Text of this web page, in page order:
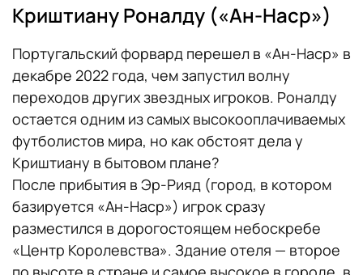
Криштиану Роналду («Ан-Наср»)
Португальский форвард перешел в «Ан-Наср» в
декабре 2022 года, чем запустил волну
переходов других звездных игроков. Роналду
остается одним из самых высокооплачиваемых
футболистов мира, но как обстоят дела у
Криштиану в бытовом плане?
После прибытия в Эр-Рияд (город, в котором
базируется «Ан-Наср») игрок сразу
разместился в дорогостоящем небоскребе
«Центр Королевства». Здание отеля — второе